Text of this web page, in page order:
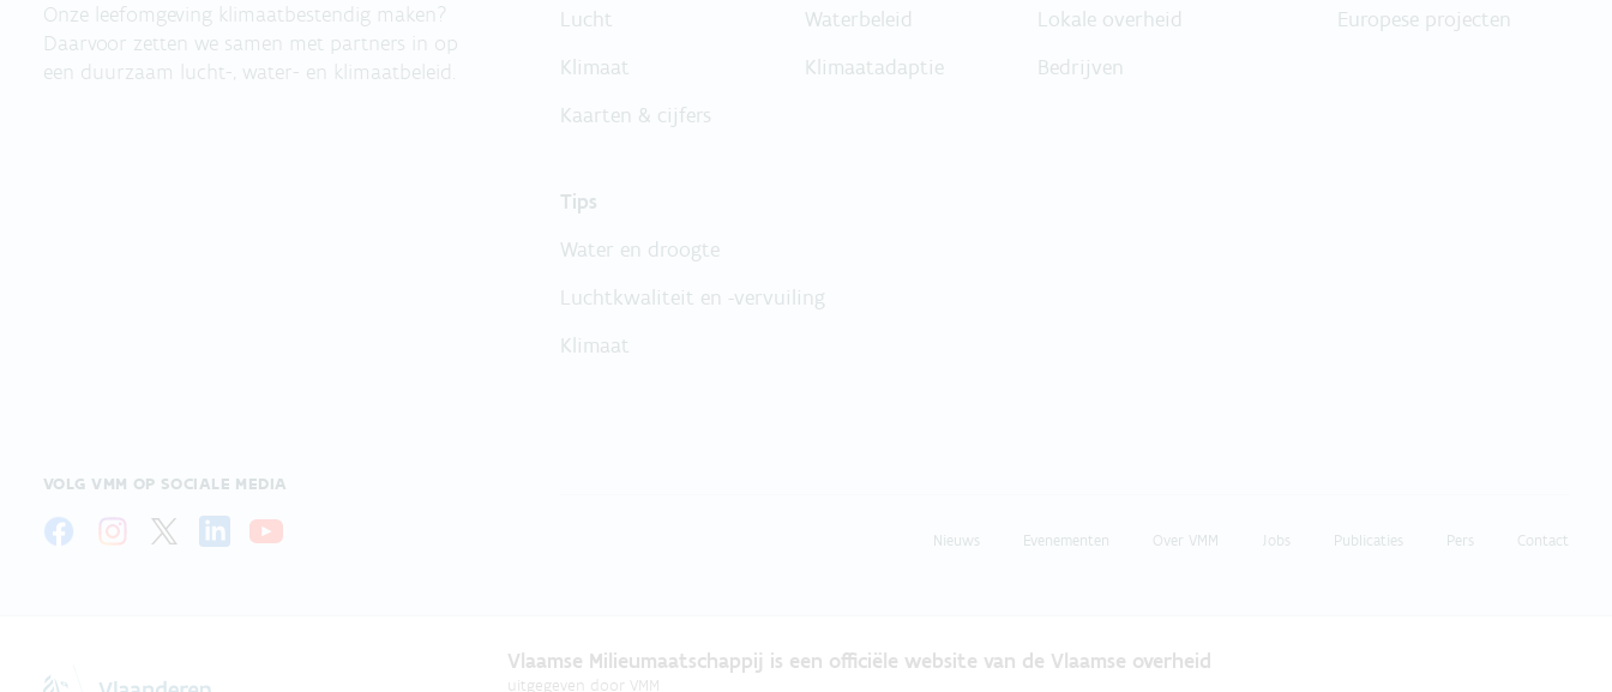
Onze leefomgeving klimaatbestendig maken?
Daarvoor zetten we samen met partners in op
een duurzaam lucht-, water- en klimaatbeleid.
VOLG VMM OP SOCIALE MEDIA
Lucht
Klimaat
Kaarten & cijfers
Waterbeleid
Klimaatadaptie
Lokale overheid
Bedrijven
Europese projecten
Tips
Water en droogte
Luchtkwaliteit en -vervuiling
Klimaat
Nieuws Evenementen Over VMM Jobs Publicaties Pers Contact
Vlaamse Milieumaatschappij is een officiële website van de Vlaamse overheid
uitgegeven door VMM